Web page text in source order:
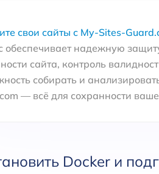
свои сайты с My-Sites-
обеспечивает надежную
сайта, контроль
собирать и
— всё для сохранности
Docker и